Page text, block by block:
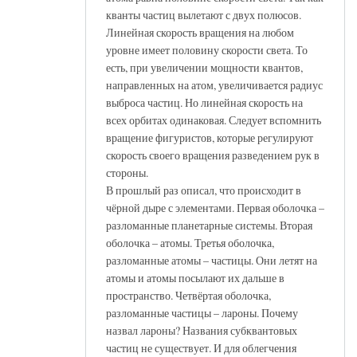
кванты частиц вылетают с двух полюсов.
Линейная скорость вращения на любом
уровне имеет половину скорости света. То
есть, при увеличении мощности квантов,
направленных на атом, увеличивается радиус
выброса частиц. Но линейная скорость на
всех орбитах одинаковая. Следует вспомнить
вращение фигуристов, которые регулируют
скорость своего вращения разведением рук в
стороны.
В прошлый раз описал, что происходит в
чёрной дыре с элементами. Первая оболочка –
разломанные планетарные системы. Вторая
оболочка – атомы. Третья оболочка,
разломанные атомы – частицы. Они летят на
атомы и атомы посылают их дальше в
пространство. Четвёртая оболочка,
разломанные частицы – лароны. Почему
назвал лароны? Названия субквантовых
частиц не существует. И для облегчения